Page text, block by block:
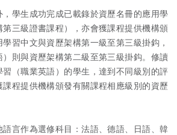
，學生成功完成已載錄於資歷名冊的應用學
三級證書課程），亦會獲課程提供機構頒
習中文與資歷架構第一級至第三級掛鈎，
則與資歷架構第二級至第三級掛鈎。修讀
習（職業英語）的學生，達到不同級別的評
程提供機構頒發有關課程相應級別的資歷
言作為選修科目：法語、德語、日語、韓